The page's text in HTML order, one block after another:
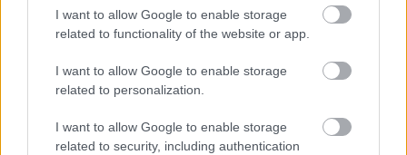
I want to allow Google to enable storage
related to functionality of the website or app.
I want to allow Google to enable storage
related to personalization.
I want to allow Google to enable storage
related to security, including authentication
Το υπουργείο έχει ήδη συγκεντρώσει και μελετά
των 10 τετραγωνικών χιλιομέτρων και σε
περίπτωση που κριθεί απαραίτητο (με γνώμονα
την αναγκαιότητα προστασίας του
περιβάλλοντος και της βιοποικιλότητας) μέρος